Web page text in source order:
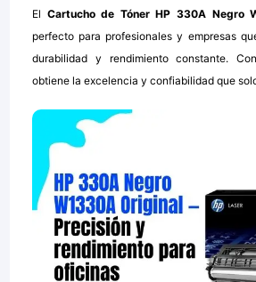
El Cartucho de Tóner HP 330A Negro
perfecto para profesionales y empresas
durabilidad y rendimiento constante.
obtiene la excelencia y confiabilidad que